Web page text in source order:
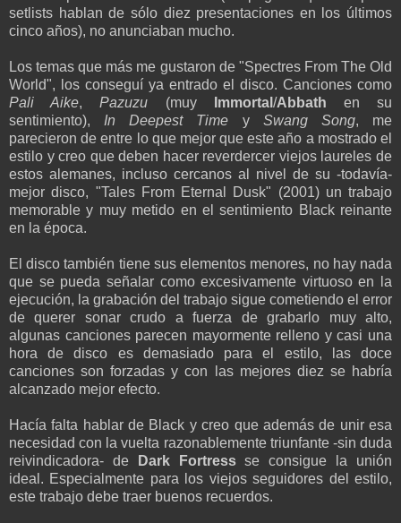
setlists hablan de sólo diez presentaciones en los últimos
cinco años), no anunciaban mucho.
Los temas que más me gustaron de "Spectres From The Old
World", los conseguí ya entrado el disco. Canciones como
Pali Aike,Pazuzu (muy Immortal /Abbath en su
sentimiento), In Deepest Time y Swang Song, me
parecieron de entre lo que mejor que este año a mostrado el
estilo y creo que deben hacer reverdercer viejos laureles de
estos alemanes, incluso cercanos al nivel de su -todavía-
mejor disco, "Tales From Eternal Dusk" (2001) un trabajo
memorable y muy metido en el sentimiento Black reinante
en la época.
El disco también tiene sus elementos menores, no hay nada
que se pueda señalar como excesivamente virtuoso en la
ejecución, la grabación del trabajo sigue cometiendo el error
de querer sonar crudo a fuerza de grabarlo muy alto,
algunas canciones parecen mayormente relleno y casi una
hora de disco es demasiado para el estilo, las doce
canciones son forzadas y con las mejores diez se habría
alcanzado mejor efecto.
Hacía falta hablar de Black y creo que además de unir esa
necesidad con la vuelta razonablemente triunfante -sin duda
reivindicadora- de
Dark Fortressse consigue la unión
ideal. Especialmente para los viejos seguidores del estilo,
este trabajo debe traer buenos recuerdos.